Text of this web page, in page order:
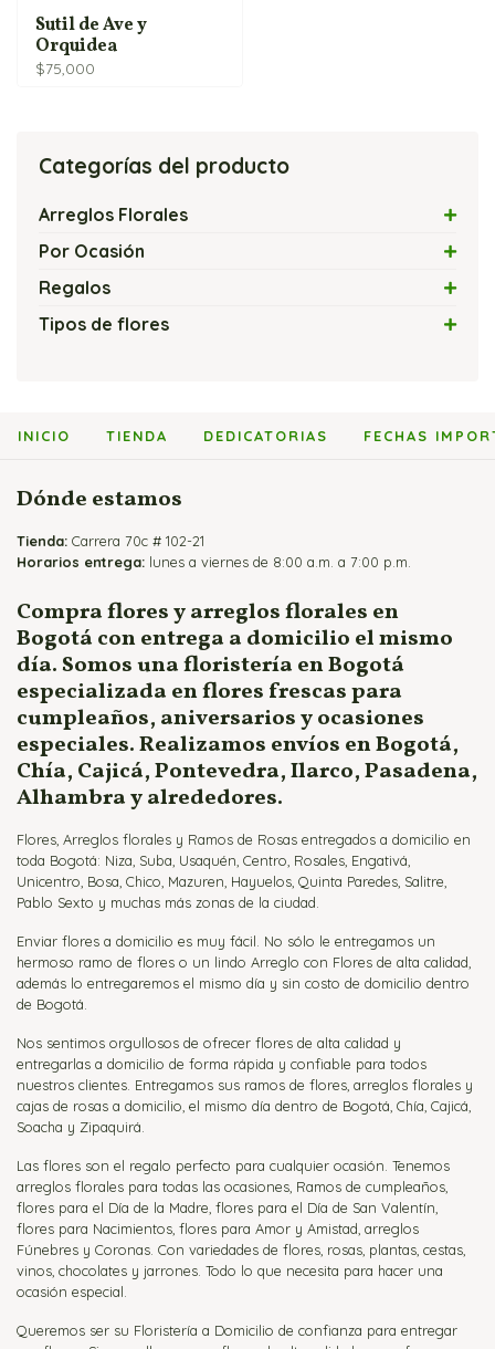
Sutil de Ave y
Orquidea
$75,000
Categorías del producto
Arreglos Florales
Arreglos con Flores Exóticas
Arreglos Florales con Velas
Arreglos Florales Modernos
Jarrones y Floreros de Rosas
Por Ocasión
Amor
Amor y Amistad
Arreglos Florales para Mamá
Arreglos para Hombres
Flores Fúnebres
Flores para Matrimonio
Flores para Nacimientos
Ramos para Aniversario
Regalos
Flores y Chocolates
Tipos de flores
Arreglos con Orquídeas
INICIO TIENDA DEDICATORIAS FECHAS
Dónde estamos
Tienda: Carrera 70c # 102-21
Horarios entrega: lunes a viernes de 8:00 a.m. a 7:00 p.m.
Compra flores y arreglos florales en
Bogotá con entrega a domicilio el mismo
día. Somos una floristería en Bogotá
especializada en flores frescas para
cumpleaños, aniversarios y ocasiones
especiales. Realizamos envíos en Bogotá,
Chía, Cajicá, Pontevedra, Ilarco, Pasadena,
Alhambra y alrededores.
Flores, Arreglos florales y Ramos de Rosas entregados a domicilio en
toda Bogotá: Niza, Suba, Usaquén, Centro, Rosales, Engativá,
Unicentro, Bosa, Chico, Mazuren, Hayuelos, Quinta Paredes, Salitre,
Pablo Sexto y muchas más zonas de la ciudad.
Enviar flores a domicilio es muy fácil. No sólo le entregamos un
hermoso ramo de flores o un lindo Arreglo con Flores de alta calidad,
además lo entregaremos el mismo día y sin costo de domicilio dentro
de Bogotá.
Nos sentimos orgullosos de ofrecer flores de alta calidad y
entregarlas a domicilio de forma rápida y confiable para todos
nuestros clientes. Entregamos sus ramos de flores, arreglos florales y
cajas de rosas a domicilio, el mismo día dentro de Bogotá, Chía, Cajicá,
Soacha y Zipaquirá.
Las flores son el regalo perfecto para cualquier ocasión. Tenemos
arreglos florales para todas las ocasiones, Ramos de cumpleaños,
flores para el Día de la Madre, flores para el Día de San Valentín,
flores para Nacimientos, flores para Amor y Amistad, arreglos
Fúnebres y Coronas. Con variedades de flores, rosas, plantas, cestas,
vinos, chocolates y jarrones. Todo lo que necesita para hacer una
ocasión especial.
Queremos ser su Floristería a Domicilio de confianza para entregar